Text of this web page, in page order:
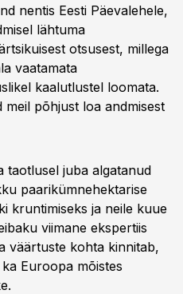
nentis Eesti Päevalehele,
lähtuma
otsusest, millega
vaatamata
kaalutlustel loomata.
põhjust loa andmisest
taotlusel juba algatanud
paarikümnehektarise
kruntimiseks ja neile kuue
viimane ekspertiis
väärtuste kohta kinnitab,
Euroopa mõistes